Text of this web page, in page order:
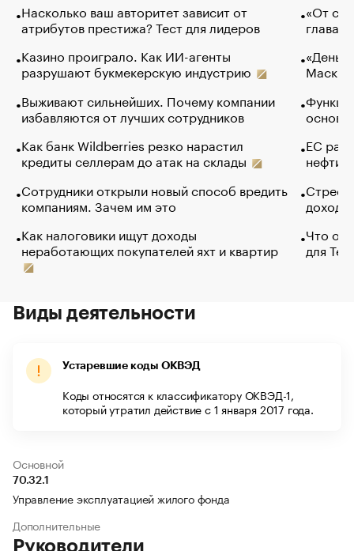
Насколько ваш авторитет зависит от
атрибутов престижа? Тест для лидеров
Казино проиграло. Как ИИ-агенты
разрушают букмекерскую индустрию
Выживают сильнейших. Почему компании
избавляются от лучших сотрудников
Как банк Wildberries резко нарастил
кредиты селлерам до атак на склады
Сотрудники открыли новый способ вредить
компаниям. Зачем им это
Как налоговики ищут доходы
неработающих покупателей яхт и квартир
«От
глава
Маск в
основ
ЕС
нефти
Что
для
Виды деятельности
Устаревшие коды ОКВЭД
Коды относятся к классификатору ОКВЭД-1,
который утратил действие с 1 января 2017 года.
Основной
70.32.1
Управление эксплуатацией жилого фонда
Дополнительные
Руководители